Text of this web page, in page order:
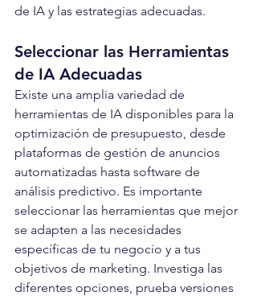
de IA y las estrategias adecuadas.
Seleccionar las Herramientas
de IA Adecuadas
Existe una amplia variedad de
herramientas de IA disponibles para la
optimización de presupuesto, desde
plataformas de gestión de anuncios
automatizadas hasta software de
análisis predictivo. Es importante
seleccionar las herramientas que mejor
se adapten a las necesidades
específicas de tu negocio y a tus
objetivos de marketing. Investiga las
diferentes opciones, prueba versiones